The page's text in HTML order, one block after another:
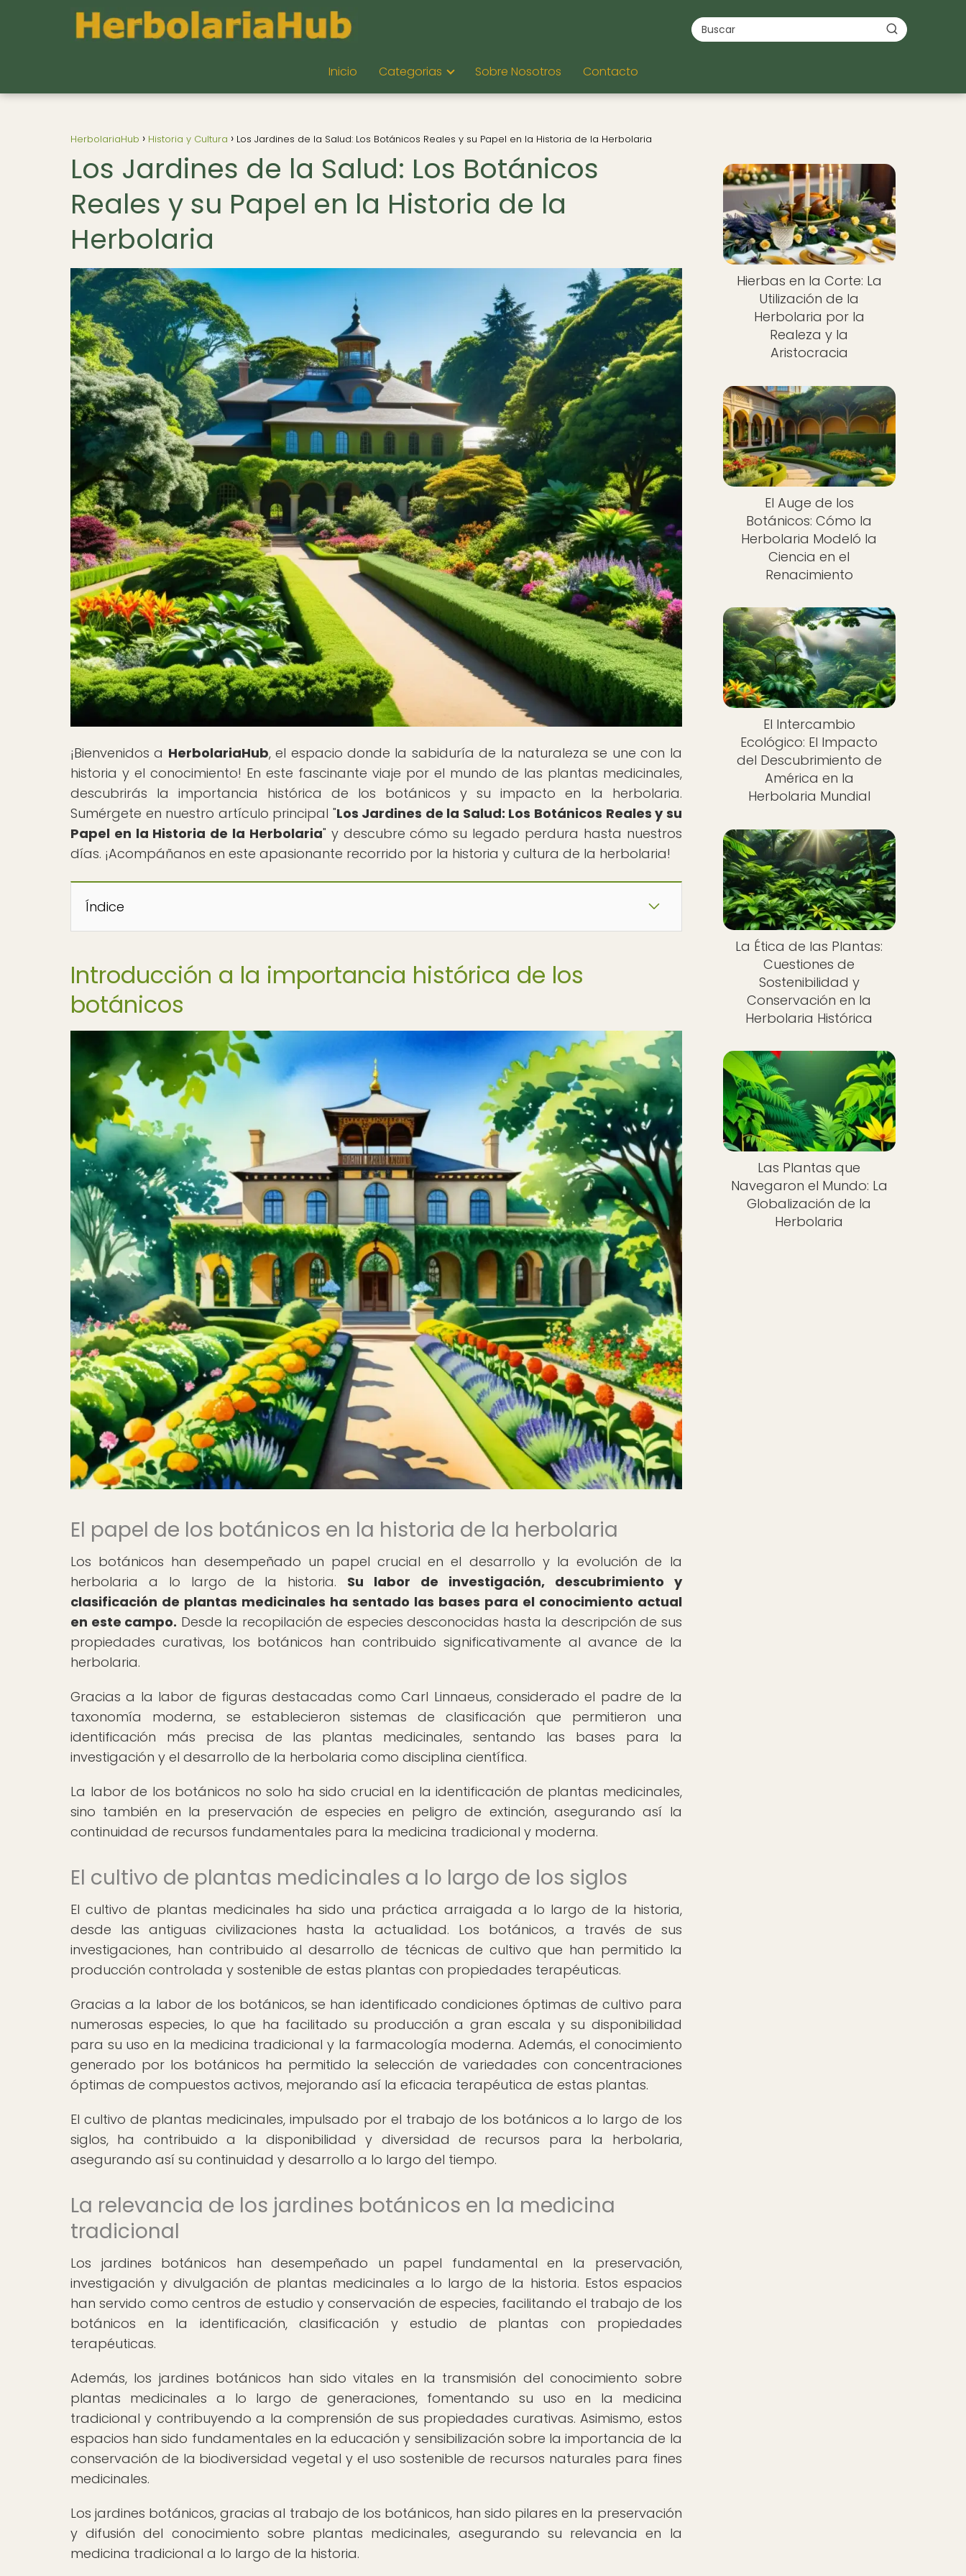
Inicio Categorias Sobre Nosotros Contacto
HerbolariaHub Historia y Cultura Los Jardines de la Salud: Los Botánicos Reales y su Papel en la Historia de la Herbolaria
Los Jardines de la Salud: Los Botánicos
Reales y su Papel en la Historia de la
Herbolaria
¡Bienvenidos a HerbolariaHub, el espacio donde la sabiduría de la naturaleza se une con la
historia y el conocimiento! En este fascinante viaje por el mundo de las plantas medicinales,
descubrirás la importancia histórica de los botánicos y su impacto en la herbolaria.
Sumérgete en nuestro artículo principal "Los Jardines de la Salud: Los Botánicos Reales y su
Papel en la Historia de la Herbolaria" y descubre cómo su legado perdura hasta nuestros
días. ¡Acompáñanos en este apasionante recorrido por la historia y cultura de la herbolaria!
Índice
Introducción a la importancia histórica de los
botánicos
El papel de los botánicos en la historia de la herbolaria
Los botánicos han desempeñado un papel crucial en el desarrollo y la evolución de la
herbolaria a lo largo de la historia. Su labor de investigación, descubrimiento y
clasificación de plantas medicinales ha sentado las bases para el conocimiento actual
en este campo. Desde la recopilación de especies desconocidas hasta la descripción de sus
propiedades curativas, los botánicos han contribuido significativamente al avance de la
herbolaria.
Gracias a la labor de figuras destacadas como Carl Linnaeus, considerado el padre de la
taxonomía moderna, se establecieron sistemas de clasificación que permitieron una
identificación más precisa de las plantas medicinales, sentando las bases para la
investigación y el desarrollo de la herbolaria como disciplina científica.
La labor de los botánicos no solo ha sido crucial en la identificación de plantas medicinales,
sino también en la preservación de especies en peligro de extinción, asegurando así la
continuidad de recursos fundamentales para la medicina tradicional y moderna.
El cultivo de plantas medicinales a lo largo de los siglos
El cultivo de plantas medicinales ha sido una práctica arraigada a lo largo de la historia,
desde las antiguas civilizaciones hasta la actualidad. Los botánicos, a través de sus
investigaciones, han contribuido al desarrollo de técnicas de cultivo que han permitido la
producción controlada y sostenible de estas plantas con propiedades terapéuticas.
Gracias a la labor de los botánicos, se han identificado condiciones óptimas de cultivo para
numerosas especies, lo que ha facilitado su producción a gran escala y su disponibilidad
para su uso en la medicina tradicional y la farmacología moderna. Además, el conocimiento
generado por los botánicos ha permitido la selección de variedades con concentraciones
óptimas de compuestos activos, mejorando así la eficacia terapéutica de estas plantas.
El cultivo de plantas medicinales, impulsado por el trabajo de los botánicos a lo largo de los
siglos, ha contribuido a la disponibilidad y diversidad de recursos para la herbolaria,
asegurando así su continuidad y desarrollo a lo largo del tiempo.
La relevancia de los jardines botánicos en la medicina
tradicional
Los jardines botánicos han desempeñado un papel fundamental en la preservación,
investigación y divulgación de plantas medicinales a lo largo de la historia. Estos espacios
han servido como centros de estudio y conservación de especies, facilitando el trabajo de los
botánicos en la identificación, clasificación y estudio de plantas con propiedades
terapéuticas.
Además, los jardines botánicos han sido vitales en la transmisión del conocimiento sobre
plantas medicinales a lo largo de generaciones, fomentando su uso en la medicina
tradicional y contribuyendo a la comprensión de sus propiedades curativas. Asimismo, estos
espacios han sido fundamentales en la educación y sensibilización sobre la importancia de la
conservación de la biodiversidad vegetal y el uso sostenible de recursos naturales para fines
medicinales.
Los jardines botánicos, gracias al trabajo de los botánicos, han sido pilares en la preservación
y difusión del conocimiento sobre plantas medicinales, asegurando su relevancia en la
medicina tradicional a lo largo de la historia.
Hierbas en la Corte: La
Utilización de la
Herbolaria por la
Realeza y la
Aristocracia
El Auge de los
Botánicos: Cómo la
Herbolaria Modeló la
Ciencia en el
Renacimiento
El Intercambio
Ecológico: El Impacto
del Descubrimiento de
América en la
Herbolaria Mundial
La Ética de las Plantas:
Cuestiones de
Sostenibilidad y
Conservación en la
Herbolaria Histórica
Las Plantas que
Navegaron el Mundo: La
Globalización de la
Herbolaria